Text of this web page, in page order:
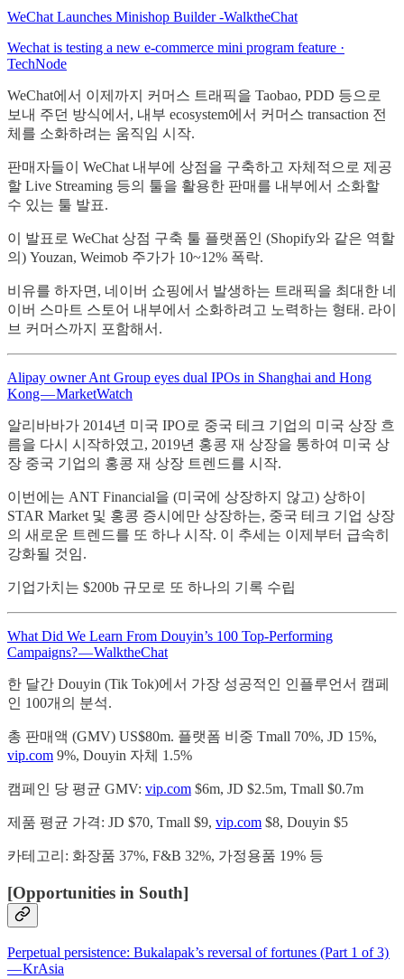
WeChat Launches Minishop Builder -WalktheChat
Wechat is testing a new e-commerce mini program feature ·
TechNode
WeChat에서 이제까지 커머스 트래픽을 Taobao, PDD 등으로
보내 주던 방식에서, 내부 ecosystem에서 커머스 transaction 전
체를 소화하려는 움직임 시작.
판매자들이 WeChat 내부에 상점을 구축하고 자체적으로 제공
할 Live Streaming 등의 툴을 활용한 판매를 내부에서 소화할
수 있는 툴 발표.
이 발표로 WeChat 상점 구축 툴 플랫폼인 (Shopify와 같은 역할
의) Youzan, Weimob 주가가 10~12% 폭락.
비유를 하자면, 네이버 쇼핑에서 발생하는 트래픽을 최대한 네
이버 스마트 스토어 내부에서 소화하려고 노력하는 형태. 라이
브 커머스까지 포함해서.
Alipay owner Ant Group eyes dual IPOs in Shanghai and Hong
Kong — MarketWatch
알리바바가 2014년 미국 IPO로 중국 테크 기업의 미국 상장 흐
름을 다시 시작하였고, 2019년 홍콩 재 상장을 통하여 미국 상
장 중국 기업의 홍콩 재 상장 트렌드를 시작.
이번에는 ANT Financial을 (미국에 상장하지 않고) 상하이
STAR Market 및 홍콩 증시에만 상장하는, 중국 테크 기업 상장
의 새로운 트렌드를 또 하나 시작. 이 추세는 이제부터 급속히
강화될 것임.
기업가치는 $200b 규모로 또 하나의 기록 수립
What Did We Learn From Douyin’s 100 Top-Performing
Campaigns? — WalktheChat
한 달간 Douyin (Tik Tok)에서 가장 성공적인 인플루언서 캠페
인 100개의 분석.
총 판매액 (GMV) US$80m. 플랫폼 비중 Tmall 70%, JD 15%,
vip.com 9%, Douyin 자체 1.5%
캠페인 당 평균 GMV: vip.com $6m, JD $2.5m, Tmall $0.7m
제품 평균 가격: JD $70, Tmall $9, vip.com $8, Douyin $5
카테고리: 화장품 37%, F&B 32%, 가정용품 19% 등
[Opportunities in South]
Perpetual persistence: Bukalapak’s reversal of fortunes (Part 1 of 3)
— KrAsia